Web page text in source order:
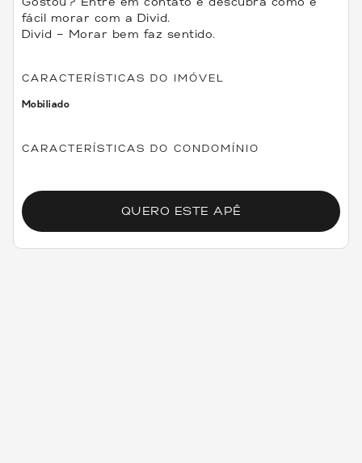
fácil morar com a Divid.
Divid – Morar bem faz sentido.
CARACTERÍSTICAS DO IMÓVEL
Mobiliado
CARACTERÍSTICAS DO CONDOMÍNIO
QUERO ESTE APÊ